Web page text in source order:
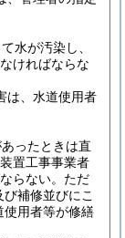
水が汚染し、
ければならな
は、水道使用者
ったときは直
置工事事業者
らない。 ただ
補修並びにこ
使用者等が修繕